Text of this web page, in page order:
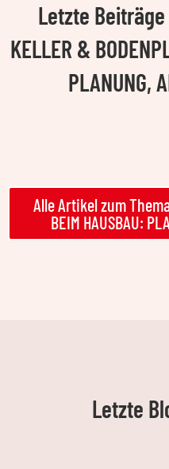
Letzte
KELLER &
PLANUNG,
Alle Artikel zum
BEIM HAUSBAU:
Letzte